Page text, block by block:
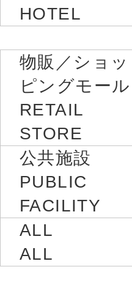
HOTEL
物販／ショッ
ピングモール
RETAIL
STORE
公共施設
PUBLIC
FACILITY
ALL
ALL